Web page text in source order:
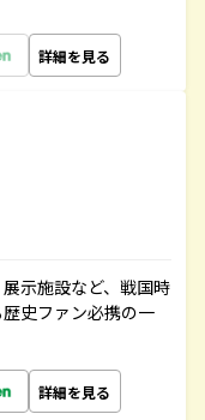
詳細を見る
示施設など、戦国時
史ファン必携の一
詳細を見る